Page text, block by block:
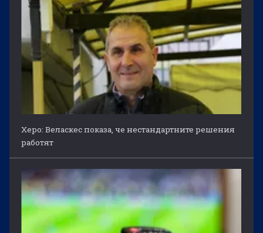
Херо: Веласкес показа, че нестандартните решения
работят